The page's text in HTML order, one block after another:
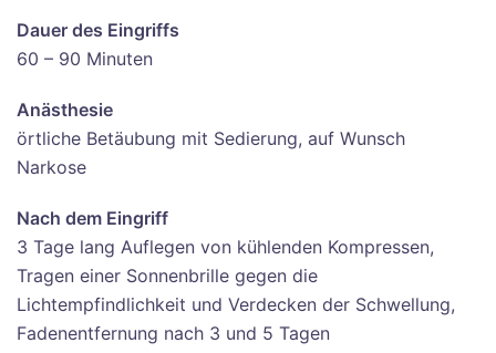
Dauer des Eingriffs
60 – 90 Minuten
Anästhesie
örtliche Betäubung mit Sedierung, auf Wunsch
Narkose
Nach dem Eingriff
3 Tage lang Auflegen von kühlenden Kompressen,
Tragen einer Sonnenbrille gegen die
Lichtempfindlichkeit und Verdecken der Schwellung,
Fadenentfernung nach 3 und 5 Tagen